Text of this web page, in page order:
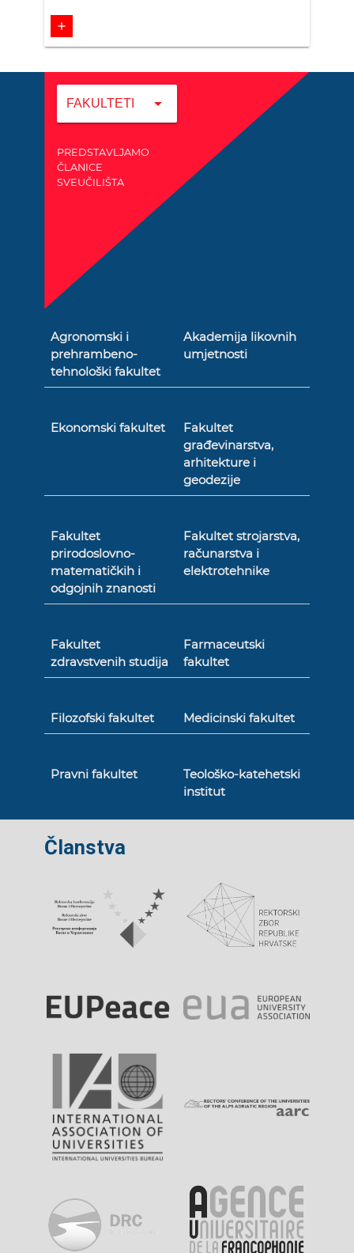
add
FAKULTETI arrow_drop_down
PREDSTAVLJAMO
ČLANICE
SVEUČILIŠTA
Agronomski i
prehrambeno-
tehnološki fakultet
Akademija likovnih
umjetnosti
Ekonomski fakultet
Fakultet
građevinarstva,
arhitekture i
geodezije
Fakultet
prirodoslovno-
matematičkih i
odgojnih znanosti
Fakultet strojarstva,
računarstva i
elektrotehnike
Fakultet
zdravstvenih studija
Farmaceutski
fakultet
Filozofski fakultet Medicinski fakultet
Pravni fakultet
Teološko-katehetski
institut
Članstva